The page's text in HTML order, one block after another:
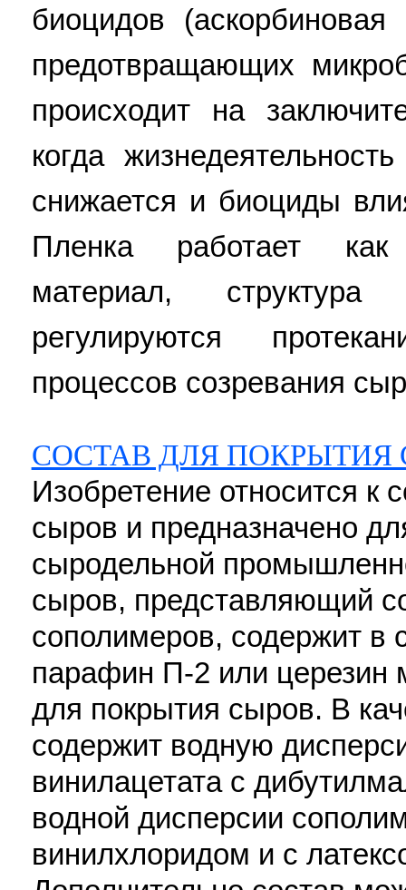
биоцидов
предотвращающих
происходит на
когда
снижается и биоциды
Пленка работает как
материал,
регулируются
процессов созревания
СОСТАВ ДЛЯ ПОКРЫТИЯ
Изобретение относится к
сыров и предназначено
сыродельной
сыров, представляющий
сополимеров, содержит в
парафин П-2 или церезин
для покрытия сыров. В
содержит водную
винилацетата с
водной дисперсии
винилхлоридом и с